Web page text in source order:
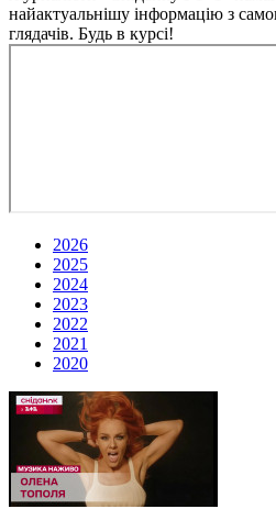
найактуальнішу інформацію з
глядачів. Будь в курсі!
2026
2025
2024
2023
2022
2021
2020